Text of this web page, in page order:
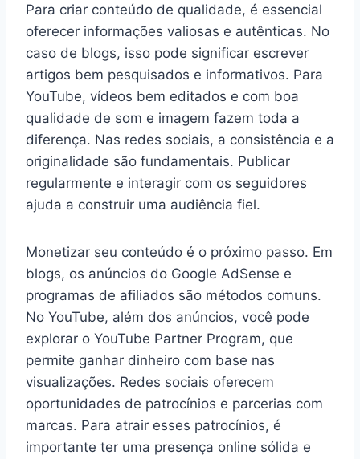
Para criar conteúdo de qualidade, é essencial
oferecer informações valiosas e autênticas. No
caso de blogs, isso pode significar escrever
artigos bem pesquisados e informativos. Para
YouTube, vídeos bem editados e com boa
qualidade de som e imagem fazem toda a
diferença. Nas redes sociais, a consistência e a
originalidade são fundamentais. Publicar
regularmente e interagir com os seguidores
ajuda a construir uma audiência fiel.
Monetizar seu conteúdo é o próximo passo. Em
blogs, os anúncios do Google AdSense e
programas de afiliados são métodos comuns.
No YouTube, além dos anúncios, você pode
explorar o YouTube Partner Program, que
permite ganhar dinheiro com base nas
visualizações. Redes sociais oferecem
oportunidades de patrocínios e parcerias com
marcas. Para atrair esses patrocínios, é
importante ter uma presença online sólida e